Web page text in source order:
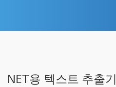
NET용 텍스트 추출기